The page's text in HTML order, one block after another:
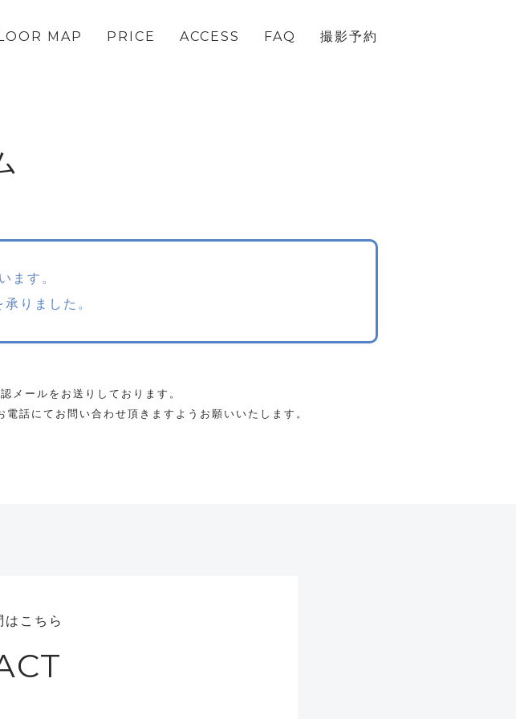
MAP PRICE ACCESS FAQ 撮影予約
ます。
りました。
メールをお送りしております。
話にてお問い合わせ頂きますようお願いいたします。
こちら